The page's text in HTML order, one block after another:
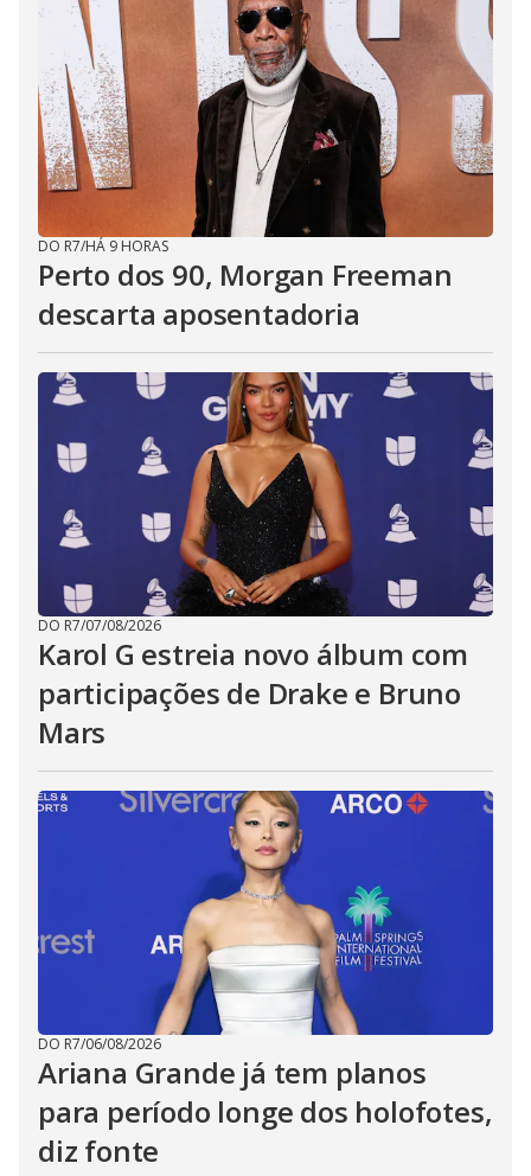
DO R7/HÁ 9 HORAS
Perto dos 90, Morgan Freeman
descarta aposentadoria
DO R7/07/08/2026
Karol G estreia novo álbum com
participações de Drake e Bruno
Mars
DO R7/06/08/2026
Ariana Grande já tem planos
para período longe dos holofotes,
diz fonte